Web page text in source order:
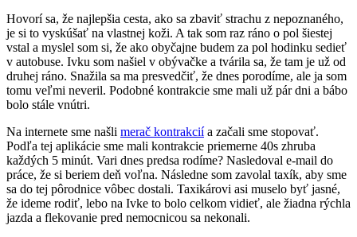
Hovorí sa, že najlepšia cesta, ako sa zbaviť strachu z nepoznaného,
je si to vyskúšať na vlastnej koži. A tak som raz ráno o pol šiestej
vstal a myslel som si, že ako obyčajne budem za pol hodinku sedieť
v autobuse. Ivku som našiel v obývačke a tvárila sa, že tam je už od
druhej ráno. Snažila sa ma presvedčiť, že dnes porodíme, ale ja som
tomu veľmi neveril. Podobné kontrakcie sme mali už pár dni a bábo
bolo stále vnútri.
Na internete sme našli merač kontrakciía začali sme stopovať.
Podľa tej aplikácie sme mali kontrakcie priemerne 40s zhruba
každých 5 minút. Vari dnes predsa rodíme? Nasledoval e-mail do
práce, že si beriem deň voľna. Následne som zavolal taxík, aby sme
sa do tej pôrodnice vôbec dostali. Taxikárovi asi muselo byť jasné,
že ideme rodiť, lebo na Ivke to bolo celkom vidieť, ale žiadna rýchla
jazda a flekovanie pred nemocnicou sa nekonali.